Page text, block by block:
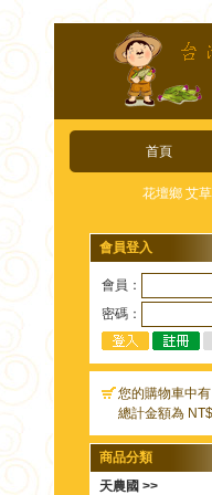
首頁
花壇鄉 艾
會員登入
會員：
密碼：
您的購物車中有
總計金額為
商品分類
天農國 >>